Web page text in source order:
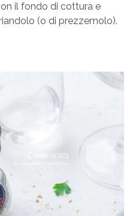
il fondo di cottura e
(o di prezzemolo).